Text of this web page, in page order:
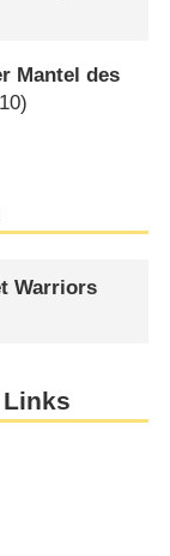
Mantel des
Warriors